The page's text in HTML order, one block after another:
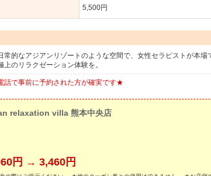
5,500円
的なアジアンリゾートのような空間で、女性セラピストが本場
のリラクゼーション体験を。
話で事前に予約された方が確実です★
relaxation villa 熊本中央店
円 → 3,460円